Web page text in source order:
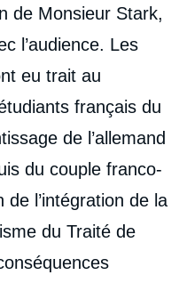
de Monsieur Stark,
l’audience. Les
eu trait au
français du
de l’allemand
du couple franco-
l’intégration de la
du Traité de